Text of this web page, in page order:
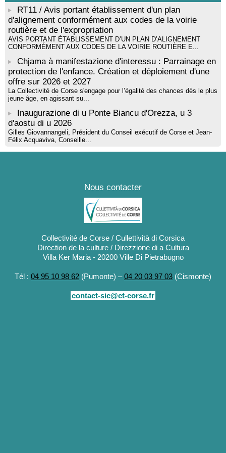
RT11 / Avis portant établissement d'un plan
d'alignement conformément aux codes de la voirie
routière et de l'expropriation
AVIS PORTANT ÉTABLISSEMENT D’UN PLAN D’ALIGNEMENT
CONFORMÉMENT AUX CODES DE LA VOIRIE ROUTIÈRE E...
Chjama à manifestazione d'interessu : Parrainage en
protection de l'enfance. Création et déploiement d'une
offre sur 2026 et 2027
La Collectivité de Corse s'engage pour l’égalité des chances dès le plus
jeune âge, en agissant su...
Inaugurazione di u Ponte Biancu d'Orezza, u 3
d'aostu di u 2026
Gilles Giovannangeli, Président du Conseil exécutif de Corse et Jean-
Félix Acquaviva, Conseille...
Nous contacter
Collectivité de Corse / Cullettività di Corsica
Direction de la culture / Direzzione di a Cultura
Villa Ker Maria - 20200 Ville Di Pietrabugno
Tél : 04 95 10 98 62 (Pumonte) –04 20 03 97 03 (Cismonte)
contact-sic@ct-corse.fr